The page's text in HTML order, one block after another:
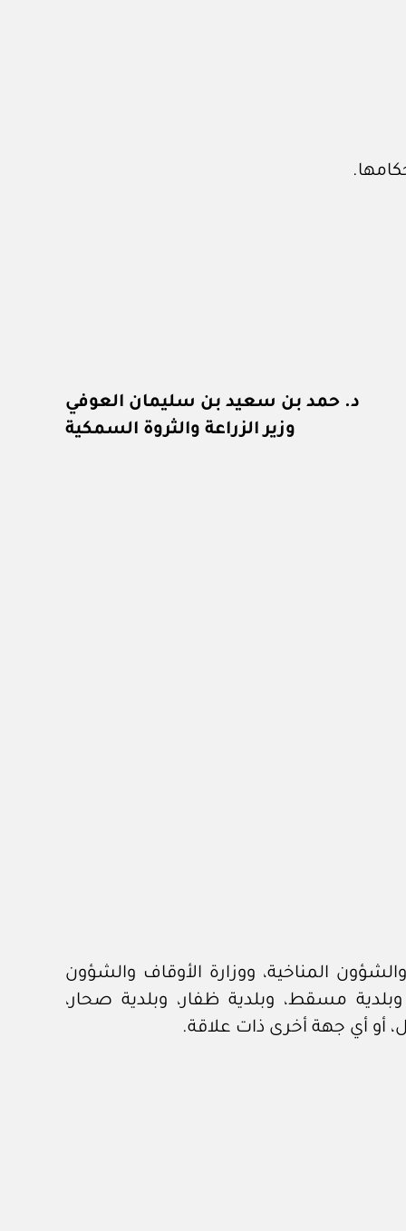
د. حمد بن سعيد بن سليمان العوفي
وزير الزراعة والثروة السمكية
والشؤون المناخية، ووزارة الأوقاف والشؤون
وبلدية مسقط، وبلدية ظفار، وبلدية صحار،
أو أي جهة أخرى ذات علاقة.